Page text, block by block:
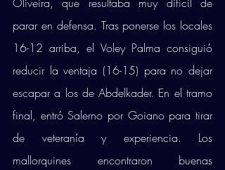
parar en defensa. Tras ponerse los locales
16-12 arriba, el Voley Palma consiguió
reducir la ventaja (16-15) para no dejar
escapar a los de Abdelkader. En el tramo
final, entró Salerno por Goiano para tirar
de veteranía y experiencia. Los
mallorquines encontraron buenas